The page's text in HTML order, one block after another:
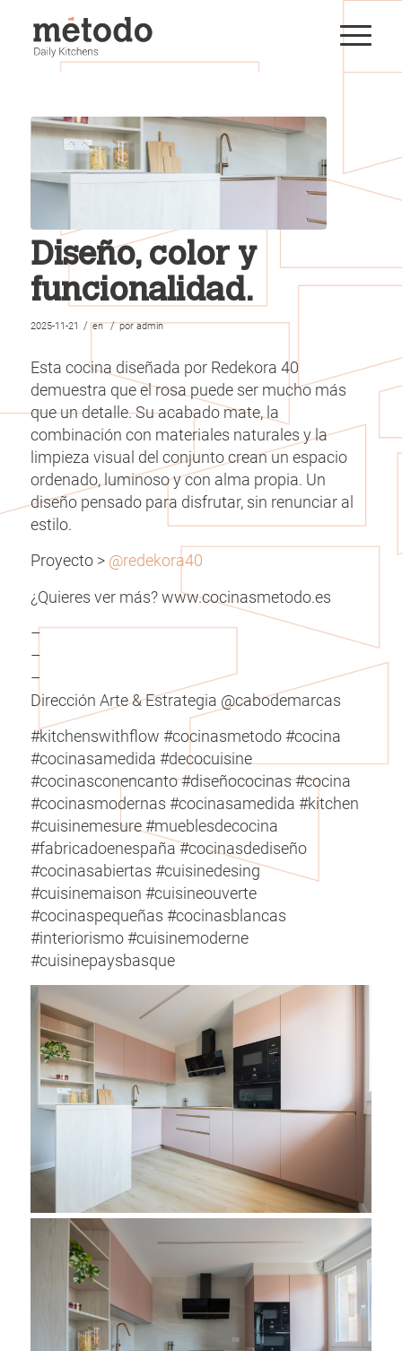
Diseño, color y
funcionalidad.
2025-11-21 / en / poradmin
Esta cocina diseñada por Redekora 40
demuestra que el rosa puede ser mucho más
que un detalle. Su acabado mate, la
combinación con materiales naturales y la
limpieza visual del conjunto crean un espacio
ordenado, luminoso y con alma propia. Un
diseño pensado para disfrutar, sin renunciar al
estilo.
Proyecto > @redekora40
¿Quieres ver más? www.cocinasmetodo.es
–
–
–
Dirección Arte & Estrategia @cabodemarcas
#kitchenswithflow #cocinasmetodo #cocina
#cocinasamedida #decocuisine
#cocinasconencanto #diseñococinas #cocina
#cocinasmodernas #cocinasamedida #kitchen
#cuisinemesure #mueblesdecocina
#fabricadoenespaña #cocinasdediseño
#cocinasabiertas #cuisinedesing
#cuisinemaison #cuisineouverte
#cocinaspequeñas #cocinasblancas
#interiorismo #cuisinemoderne
#cuisinepaysbasque